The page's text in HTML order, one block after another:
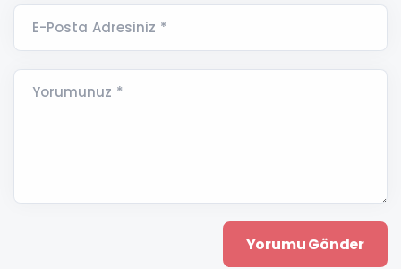
E-Posta Adresiniz *
Yorumunuz *